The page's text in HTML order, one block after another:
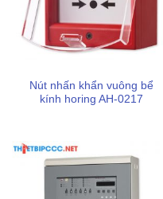
bản vẽ.
Kiểm tra đường dây
cuối tuyến 10kΩ được
mỗi zone để tủ có thể
mạch 24/7.
Nút nhấn khẩn vuông bể
kính horing AH-0217